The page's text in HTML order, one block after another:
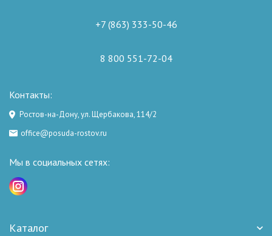
+7 (863) 333-50-46
8 800 551-72-04
Контакты:
Ростов-на-Дону, ул. Щербакова, 114/2
office@posuda-rostov.ru
Мы в социальных сетях:
Каталог